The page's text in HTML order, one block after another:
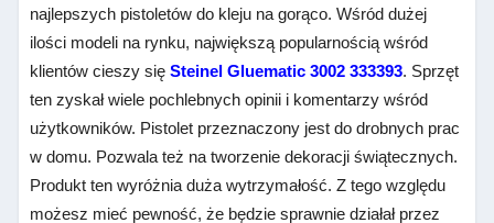
najlepszych pistoletów do kleju na gorąco. Wśród dużej
ilości modeli na rynku, największą popularnością wśród
klientów cieszy sięSteinel Gluematic 3002 333393. Sprzęt
ten zyskał wiele pochlebnych opinii i komentarzy wśród
użytkowników. Pistolet przeznaczony jest do drobnych prac
w domu. Pozwala też na tworzenie dekoracji świątecznych.
Produkt ten wyróżnia duża wytrzymałość. Z tego względu
możesz mieć pewność, że będzie sprawnie działał przez